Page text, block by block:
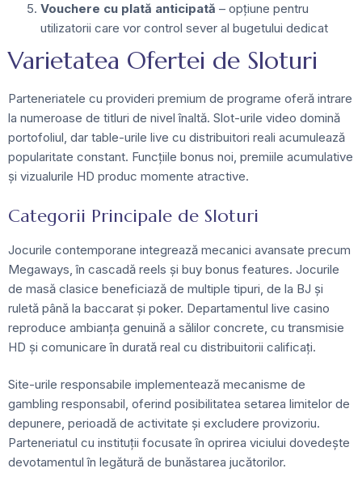
Vouchere cu plată anticipată – opțiune pentru
utilizatorii care vor control sever al bugetului dedicat
Varietatea Ofertei de Sloturi
Parteneriatele cu provideri premium de programe oferă intrare
la numeroase de titluri de nivel înaltă. Slot-urile video domină
portofoliul, dar table-urile live cu distribuitori reali acumulează
popularitate constant. Funcțiile bonus noi, premiile acumulative
și vizualurile HD produc momente atractive.
Categorii Principale de Sloturi
Jocurile contemporane integrează mecanici avansate precum
Megaways, în cascadă reels și buy bonus features. Jocurile
de masă clasice beneficiază de multiple tipuri, de la BJ și
ruletă până la baccarat și poker. Departamentul live casino
reproduce ambianța genuină a sălilor concrete, cu transmisie
HD și comunicare în durată real cu distribuitorii calificați.
Site-urile responsabile implementează mecanisme de
gambling responsabil, oferind posibilitatea setarea limitelor de
depunere, perioadă de activitate și excludere provizoriu.
Parteneriatul cu instituții focusate în oprirea viciului dovedește
devotamentul în legătură de bunăstarea jucătorilor.